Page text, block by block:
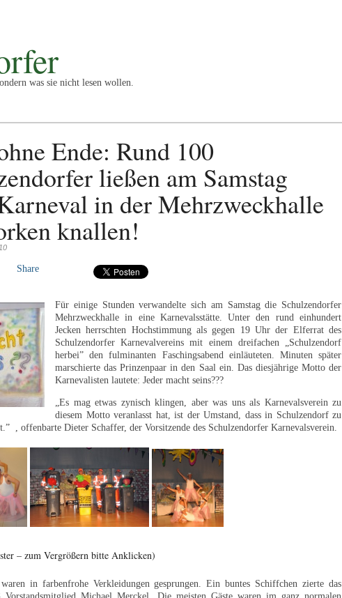
was sie nicht lesen wollen.
Ende: Rund 100
ließen am Samstag
in der Mehrzweckhalle
knallen!
Share
Für einige Stunden verwandelte sich am Samstag die Schulzendorfer
Mehrzweckhalle in eine Karnevalsstätte. Unter den rund einhundert
Jecken herrschten Hochstimmung als gegen 19 Uhr der Elferrat des
Schulzendorfer Karnevalvereins mit einem dreifachen „Schulzendorf
herbei” den fulminanten Faschingsabend einläuteten. Minuten später
marschierte das Prinzenpaar in den Saal ein. Das diesjährige Motto der
Karnevalisten lautete: Jeder macht seins???
„Es mag etwas zynisch klingen, aber was uns als Karnevalsverein zu
diesem Motto veranlasst hat, ist der Umstand, dass in Schulzendorf zu
, offenbarte Dieter Schaffer, der Vorsitzende des Schulzendorfer Karnevalsverein.
– zum Vergrößern bitte Anklicken)
in farbenfrohe Verkleidungen gesprungen. Ein buntes Schiffchen zierte das
Michael Merckel. Die meisten Gäste waren im ganz normalen